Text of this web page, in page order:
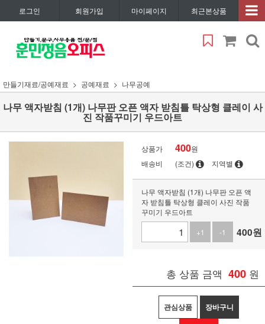
로그인 회원가입 마이페이지 최근본상품
만들기재료/공예재료 공예재료 나무공예
나무 액자받침 (1개) 나무판 오픈 액자 받침틀 탁상형 클레이 사
진 작품꾸미기 우드아트
상품가 400원
배송비
(조건) 지역별
나무 액자받침 (1개) 나무판 오픈 액
자 받침틀 탁상형 클레이 사진 작품
꾸미기 우드아트
+1
-1 400원
총 상품 금액 400 원
관심상품 장바구니